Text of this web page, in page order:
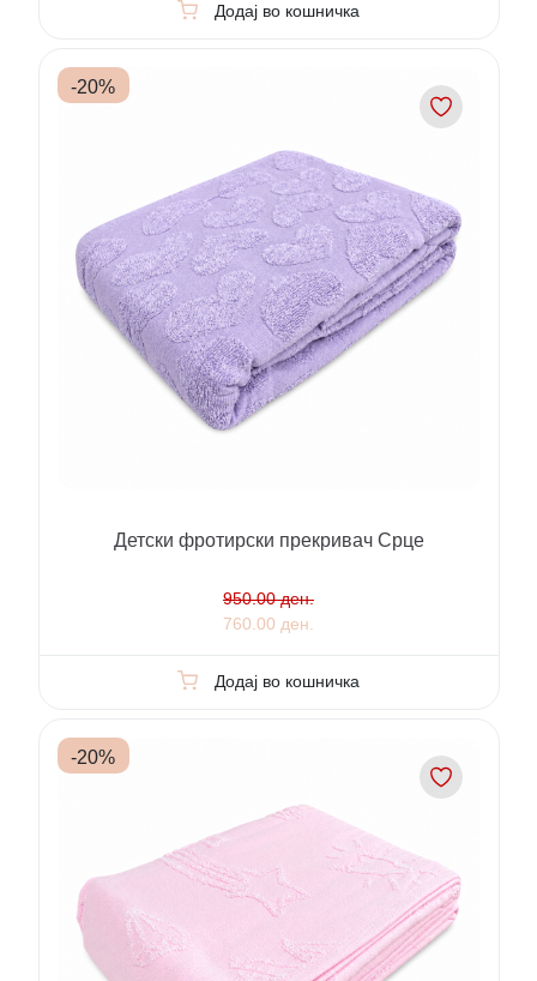
Додај во кошничка
-20%
Детски фротирски прекривач Срце
950.00 ден.
760.00 ден.
Додај во кошничка
-20%